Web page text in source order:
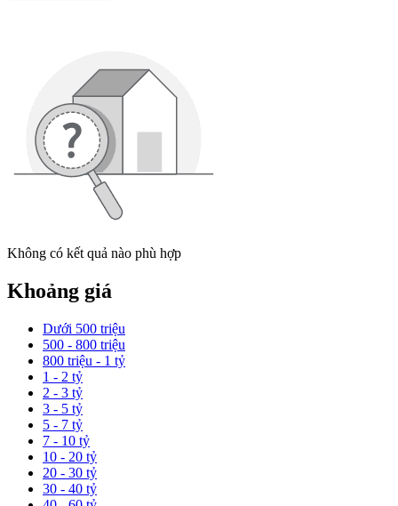
Không có kết quả nào phù hợp
Khoảng giá
Dưới 500 triệu
500 - 800 triệu
800 triệu - 1 tỷ
1 - 2 tỷ
2 - 3 tỷ
3 - 5 tỷ
5 - 7 tỷ
7 - 10 tỷ
10 - 20 tỷ
20 - 30 tỷ
30 - 40 tỷ